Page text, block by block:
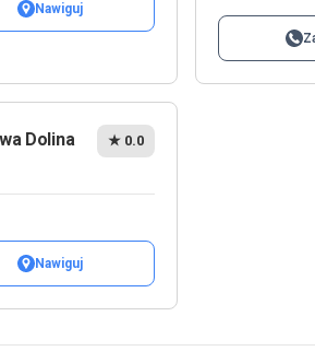
Nawiguj
Dolina ★ 0.0
Nawiguj